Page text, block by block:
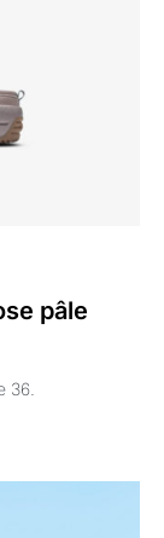
pâle
36.